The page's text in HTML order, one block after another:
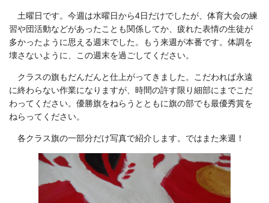
土曜日です。今週は水曜日から4日だけでしたが、体育大会の練
習や団活動などがあったことも関係してか、疲れた表情の生徒が
多かったように思える週末でした。もう来週が本番です。体調を
壊さないように、この週末を過ごしてください。
クラスの旗もだんだんと仕上がってきました。こだわれば永遠
に終わらない作業になりますが、時間の許す限り細部にまでこだ
わってください。優勝旗をねらうとともに旗の部でも最優秀賞を
ねらってください。
各クラス旗の一部分だけ写真で紹介します。ではまた来週！